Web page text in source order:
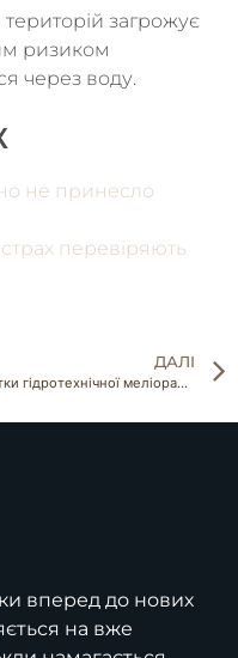
загрожує
ризиком
через воду.
не принесло
перевіряють
ДАЛІ
Збитки гідротехнічної меліорації вже сягнули понад 150 млрд грн
вперед до нових
на вже